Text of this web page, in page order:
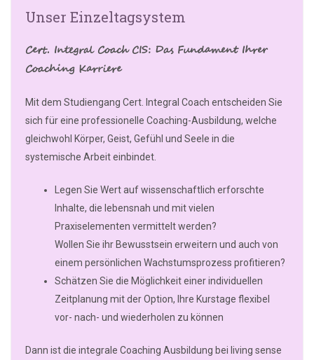
Unser Einzeltagsystem
Cert. Integral Coach CIS: Das Fundament Ihrer
Coaching Karriere
Mit dem Studiengang Cert. Integral Coach entscheiden Sie
sich für eine professionelle Coaching-Ausbildung, welche
gleichwohl Körper, Geist, Gefühl und Seele in die
systemische Arbeit einbindet.
Legen Sie Wert auf wissenschaftlich erforschte
Inhalte, die lebensnah und mit vielen
Praxiselementen vermittelt werden?
Wollen Sie ihr Bewusstsein erweitern und auch von
einem persönlichen Wachstumsprozess profitieren?
Schätzen Sie die Möglichkeit einer individuellen
Zeitplanung mit der Option, Ihre Kurstage flexibel
vor- nach- und wiederholen zu können
Dann ist die integrale Coaching Ausbildung bei living sense